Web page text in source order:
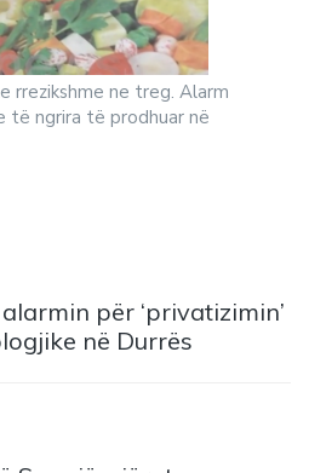
rrezikshme ne treg. Alarm
të ngrira të prodhuar në
për ‘privatizimin’
në Durrës